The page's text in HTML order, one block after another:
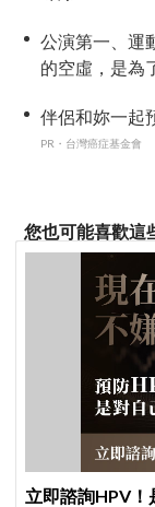
公演第一、運
的空虛，是為
伴侶和妳一起
PR・台灣癌症基金會
您也可能喜歡這
立即諮詢HPV